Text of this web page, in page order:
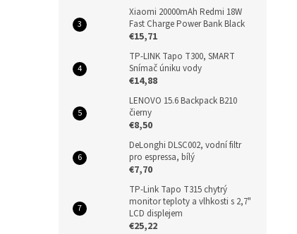
Xiaomi 20000mAh Redmi 18W
Fast Charge Power Bank Black
€15,71
TP-LINK Tapo T300, SMART
Snímač úniku vody
€14,88
LENOVO 15.6 Backpack B210
čierny
€8,50
DeLonghi DLSC002, vodní filtr
pro espressa, bílý
€7,70
TP-Link Tapo T315 chytrý
monitor teploty a vlhkosti s 2,7"
LCD displejem
€25,22